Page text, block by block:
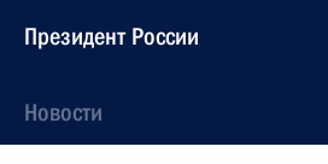
Президент России
Новости